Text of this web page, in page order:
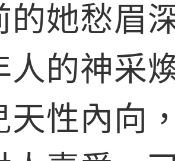
的她愁眉
人的神采
天性內向